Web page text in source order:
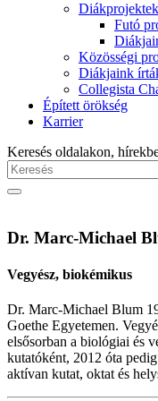
Diákprojektek
Futó
Közösségi
Diákjaink
Collegista
Épített örökség
Karrier
Keresés oldalakon,
Dr. Marc-Michael
Vegyész, biokémikus
Dr. Marc-Michael Blum
Goethe Egyetemen.
elsősorban a biológiai és
kutatóként, 2012 óta
aktívan kutat, oktat és